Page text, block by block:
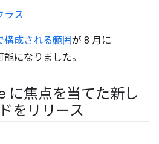
ラス
構成される範囲が 8 月に
になりました。
に焦点を当てた新し
をリリース